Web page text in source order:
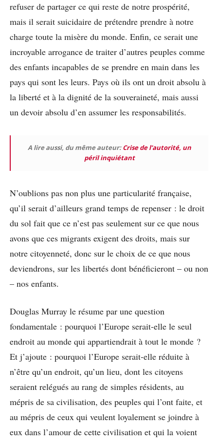
refuser de partager ce qui reste de notre prospérité,
mais il serait suicidaire de prétendre prendre à notre
charge toute la misère du monde. Enfin, ce serait une
incroyable arrogance de traiter d’autres peuples comme
des enfants incapables de se prendre en main dans les
pays qui sont les leurs. Pays où ils ont un droit absolu à
la liberté et à la dignité de la souveraineté, mais aussi
un devoir absolu d’en assumer les responsabilités.
A lire aussi, du même auteur:Crise de l’autorité, un
péril inquiétant
N’oublions pas non plus une particularité française,
qu’il serait d’ailleurs grand temps de repenser : le droit
du sol fait que ce n’est pas seulement sur ce que nous
avons que ces migrants exigent des droits, mais sur
notre citoyenneté, donc sur le choix de ce que nous
deviendrons, sur les libertés dont bénéficieront – ou non
– nos enfants.
Douglas Murray le résume par une question
fondamentale : pourquoi l’Europe serait-elle le seul
endroit au monde qui appartiendrait à tout le monde ?
Et j’ajoute : pourquoi l’Europe serait-elle réduite à
n’être qu’un endroit, qu’un lieu, dont les citoyens
seraient relégués au rang de simples résidents, au
mépris de sa civilisation, des peuples qui l’ont faite, et
au mépris de ceux qui veulent loyalement se joindre à
eux dans l’amour de cette civilisation et qui la voient